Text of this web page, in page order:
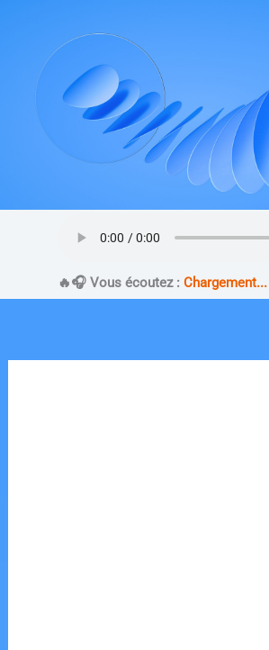
contenu
​🔥​🎧 Vous écoutez : Chargement...